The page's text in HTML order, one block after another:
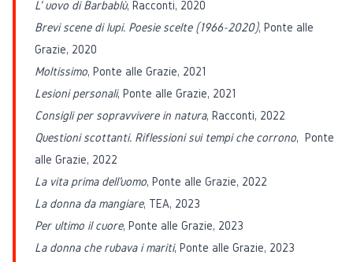
L' uovo di Barbablù, Racconti, 2020
Brevi scene di lupi. Poesie scelte (1966-2020), Ponte alle
Grazie, 2020
Moltissimo, Ponte alle Grazie, 2021
Lesioni personali, Ponte alle Grazie, 2021
Consigli per sopravvivere in natura, Racconti, 2022
Questioni scottanti. Riflessioni sui tempi che corrono, Ponte
alle Grazie, 2022
La vita prima dell'uomo, Ponte alle Grazie, 2022
La donna da mangiare, TEA, 2023
Per ultimo il cuore, Ponte alle Grazie, 2023
La donna che rubava i mariti, Ponte alle Grazie, 2023